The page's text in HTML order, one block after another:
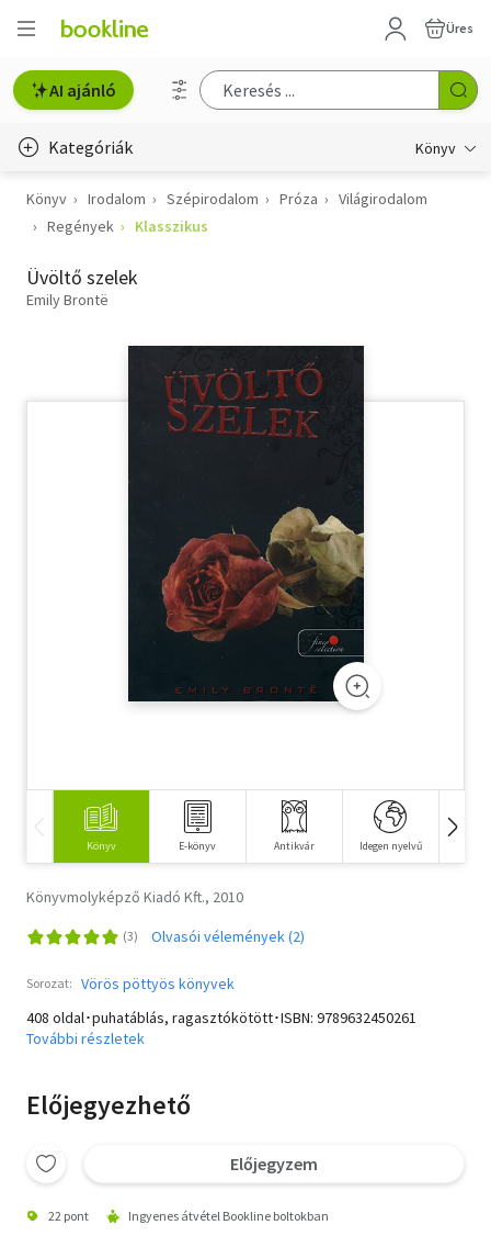
Üres
AI ajánló
Kategóriák Könyv
Életmód, egészség
Gyermek- és ifjúsági
Hobbi, szabadidő
Tankönyv, segédkönyv
Társadalomtudomány
Könyv Irodalom Szépirodalom Próza
Világirodalom
Regények
Klasszikus
Üvöltő szelek
Emily Brontë
Könyv E-könyv Antikvár Idegen nyelvű
Könyvmolyképző Kiadó Kft., 2010
Olvasói vélemények (2)
Sorozat: Vörös pöttyös könyvek
408 oldal･puhatáblás, ragasztókötött･ISBN: 9789632450261
További részletek
Előjegyezhető
Előjegyzem
22 pont Ingyenes átvétel Bookline boltokban